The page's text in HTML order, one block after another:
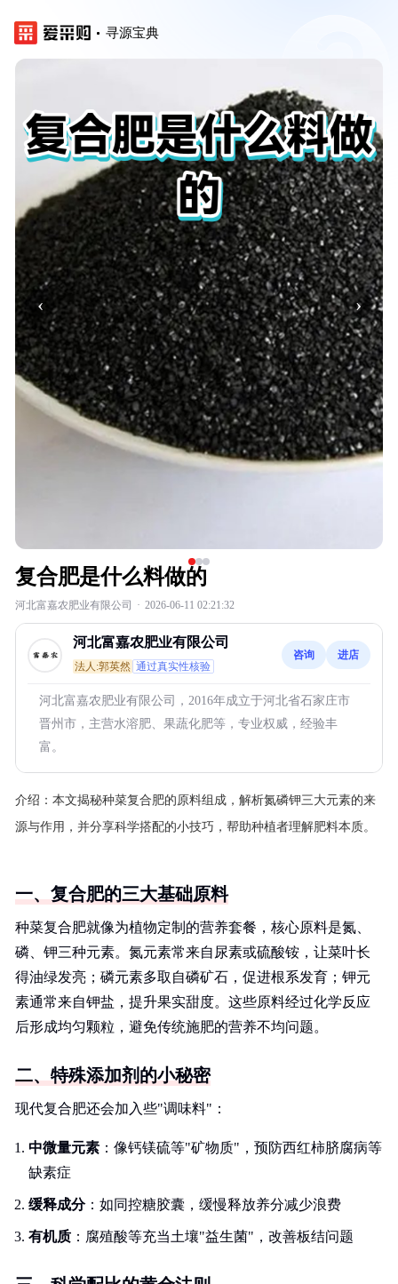
寻源宝典
‹ ›
复合肥是什么料做的
河北富嘉农肥业有限公司 · 2026-06-11 02:21:32
河北富嘉农肥业有限公司
法人:郭英然 通过真实性核验
咨询 进店
河北富嘉农肥业有限公司，2016年成立于河北省石家庄市
晋州市，主营水溶肥、果蔬化肥等，专业权威，经验丰
富。
介绍： 本文揭秘种菜复合肥的原料组成，解析氮磷钾三大元素的来
源与作用，并分享科学搭配的小技巧，帮助种植者理解肥料本质。
一、复合肥的三大基础原料
种菜复合肥就像为植物定制的营养套餐，核心原料是氮、
磷、钾三种元素。氮元素常来自尿素或硫酸铵，让菜叶长
得油绿发亮；磷元素多取自磷矿石，促进根系发育；钾元
素通常来自钾盐，提升果实甜度。这些原料经过化学反应
后形成均匀颗粒，避免传统施肥的营养不均问题。
二、特殊添加剂的小秘密
现代复合肥还会加入些"调味料"：
中微量元素 ：像钙镁硫等"矿物质"，预防西红柿脐腐病等
缺素症
缓释成分：如同控糖胶囊，缓慢释放养分减少浪费
有机质 ：腐殖酸等充当土壤"益生菌"，改善板结问题